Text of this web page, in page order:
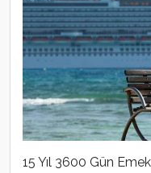
15 Yıl 3600 Gün